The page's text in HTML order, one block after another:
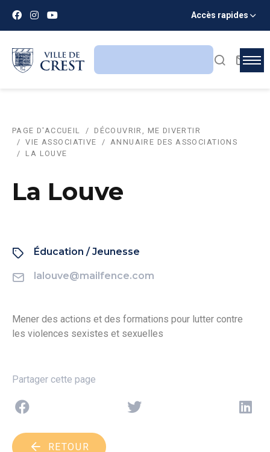
Accès rapides
PAGE D'ACCUEIL
DÉCOUVRIR, ME DIVERTIR
VIE ASSOCIATIVE
ANNUAIRE DES ASSOCIATIONS
LA LOUVE
La Louve
Éducation / Jeunesse
lalouve@mailfence.com
Mener des actions et des formations pour lutter contre
les violences sexistes et sexuelles
Partager cette page
RETOUR